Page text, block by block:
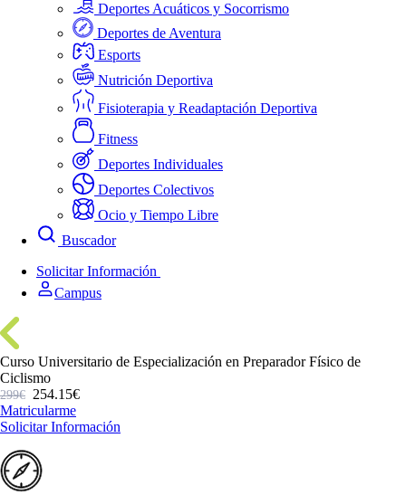
Deportes Acuáticos y Socorrismo
Deportes de Aventura
Esports
Nutrición Deportiva
Fisioterapia y Readaptación Deportiva
Fitness
Deportes Individuales
Deportes Colectivos
Ocio y Tiempo Libre
Buscador
Solicitar Información
Campus
Curso Universitario de Especialización en Preparador Físico de
Ciclismo
299€ 254.15€
Matricularme
Solicitar Información